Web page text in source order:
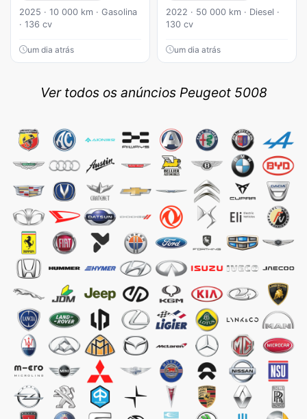
2025 · 10 000 km · Gasolina
· 136 cv
um dia atrás
2022 · 50 000 km · Diesel ·
130 cv
um dia atrás
Ver todos os anúncios Peugeot 5008